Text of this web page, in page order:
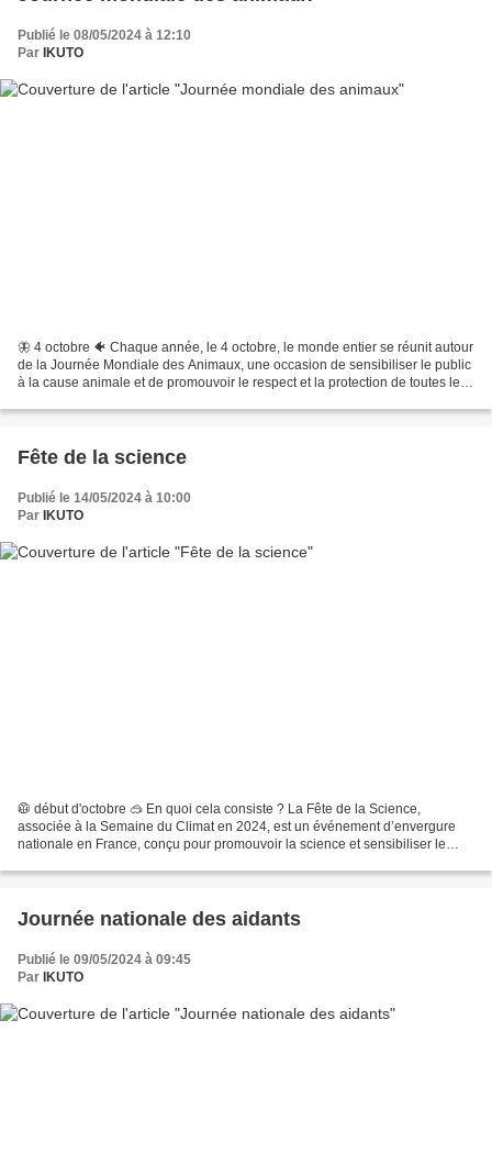
Publié le 08/05/2024 à 12:10
Par IKUTO
🦋 4 octobre 🐠 Chaque année, le 4 octobre, le monde entier se réunit autour
de la Journée Mondiale des Animaux, une occasion de sensibiliser le public
à la cause animale et de promouvoir le respect et la protection de toutes les
Fête de la science
Publié le 14/05/2024 à 10:00
Par IKUTO
🥼 début d'octobre 🥽 En quoi cela consiste ? La Fête de la Science,
associée à la Semaine du Climat en 2024, est un événement d’envergure
nationale en France, conçu pour promouvoir la science et sensibiliser le
Journée nationale des aidants
Publié le 09/05/2024 à 09:45
Par IKUTO